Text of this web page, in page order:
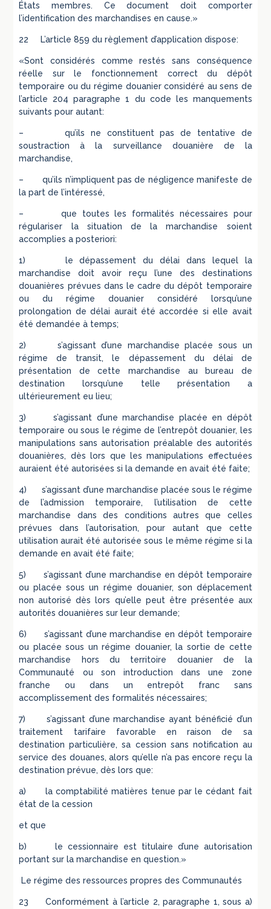
États membres. Ce document doit comporter
l’identification des marchandises en cause.»
22 L’article 859 du règlement d’application dispose:
«Sont considérés comme restés sans conséquence
réelle sur le fonctionnement correct du dépôt
temporaire ou du régime douanier considéré au sens de
l’article 204 paragraphe 1 du code les manquements
suivants pour autant:
– qu’ils ne constituent pas de tentative de
soustraction à la surveillance douanière de la
marchandise,
– qu’ils n’impliquent pas de négligence manifeste de
la part de l’intéressé,
– que toutes les formalités nécessaires pour
régulariser la situation de la marchandise soient
accomplies a posteriori:
1) le dépassement du délai dans lequel la
marchandise doit avoir reçu l’une des destinations
douanières prévues dans le cadre du dépôt temporaire
ou du régime douanier considéré lorsqu’une
prolongation de délai aurait été accordée si elle avait
été demandée à temps;
2) s’agissant d’une marchandise placée sous un
régime de transit, le dépassement du délai de
présentation de cette marchandise au bureau de
destination lorsqu’une telle présentation a
ultérieurement eu lieu;
3) s’agissant d’une marchandise placée en dépôt
temporaire ou sous le régime de l’entrepôt douanier, les
manipulations sans autorisation préalable des autorités
douanières, dès lors que les manipulations effectuées
auraient été autorisées si la demande en avait été faite;
4) s’agissant d’une marchandise placée sous le régime
de l’admission temporaire, l’utilisation de cette
marchandise dans des conditions autres que celles
prévues dans l’autorisation, pour autant que cette
utilisation aurait été autorisée sous le même régime si la
demande en avait été faite;
5) s’agissant d’une marchandise en dépôt temporaire
ou placée sous un régime douanier, son déplacement
non autorisé dès lors qu’elle peut être présentée aux
autorités douanières sur leur demande;
6) s’agissant d’une marchandise en dépôt temporaire
ou placée sous un régime douanier, la sortie de cette
marchandise hors du territoire douanier de la
Communauté ou son introduction dans une zone
franche ou dans un entrepôt franc sans
accomplissement des formalités nécessaires;
7) s’agissant d’une marchandise ayant bénéficié d’un
traitement tarifaire favorable en raison de sa
destination particulière, sa cession sans notification au
service des douanes, alors qu’elle n’a pas encore reçu la
destination prévue, dès lors que:
a) la comptabilité matières tenue par le cédant fait
état de la cession
et que
b) le cessionnaire est titulaire d’une autorisation
portant sur la marchandise en question.»
Le régime des ressources propres des Communautés
23 Conformément à l’article 2, paragraphe 1, sous a)